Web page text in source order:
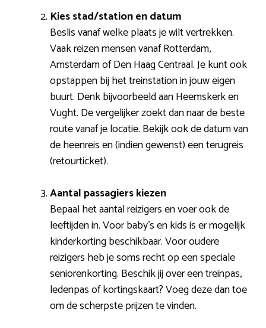
Kies stad/station en datum
Beslis vanaf welke plaats je wilt vertrekken.
Vaak reizen mensen vanaf Rotterdam,
Amsterdam of Den Haag Centraal. Je kunt ook
opstappen bij het treinstation in jouw eigen
buurt. Denk bijvoorbeeld aan Heemskerk en
Vught. De vergelijker zoekt dan naar de beste
route vanaf je locatie. Bekijk ook de datum van
de heenreis en (indien gewenst) een terugreis
(retourticket).
Aantal passagiers kiezen
Bepaal het aantal reizigers en voer ook de
leeftijden in. Voor baby’s en kids is er mogelijk
kinderkorting beschikbaar. Voor oudere
reizigers heb je soms recht op een speciale
seniorenkorting. Beschik jij over een treinpas,
ledenpas of kortingskaart? Voeg deze dan toe
om de scherpste prijzen te vinden.